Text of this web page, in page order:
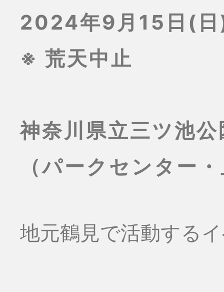
2024年9月15日(
※ 荒天中止
神奈川県立三ツ池公
（パークセンター
地元鶴見で活動する